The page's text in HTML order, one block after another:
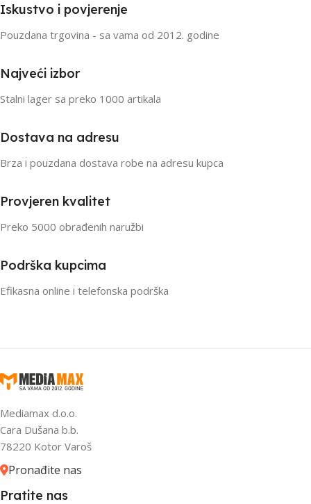
Iskustvo i povjerenje
Pouzdana trgovina - sa vama od 2012. godine
Najveći izbor
Stalni lager sa preko 1000 artikala
Dostava na adresu
Brza i pouzdana dostava robe na adresu kupca
Provjeren kvalitet
Preko 5000 obrađenih naružbi
Podrška kupcima
Efikasna online i telefonska podrška
Mediamax d.o.o.
Cara Dušana b.b.
78220 Kotor Varoš
Pronađite nas
Pratite nas